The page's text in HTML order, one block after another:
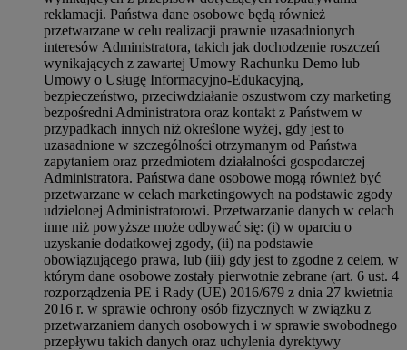
reklamacji. Państwa dane osobowe będą również
przetwarzane w celu realizacji prawnie uzasadnionych
interesów Administratora, takich jak dochodzenie roszczeń
wynikających z zawartej Umowy Rachunku Demo lub
Umowy o Usługę Informacyjno-Edukacyjną,
bezpieczeństwo, przeciwdziałanie oszustwom czy marketing
bezpośredni Administratora oraz kontakt z Państwem w
przypadkach innych niż określone wyżej, gdy jest to
uzasadnione w szczególności otrzymanym od Państwa
zapytaniem oraz przedmiotem działalności gospodarczej
Administratora. Państwa dane osobowe mogą również być
przetwarzane w celach marketingowych na podstawie zgody
udzielonej Administratorowi. Przetwarzanie danych w celach
inne niż powyższe może odbywać się: (i) w oparciu o
uzyskanie dodatkowej zgody, (ii) na podstawie
obowiązującego prawa, lub (iii) gdy jest to zgodne z celem, w
którym dane osobowe zostały pierwotnie zebrane (art. 6 ust. 4
rozporządzenia PE i Rady (UE) 2016/679 z dnia 27 kwietnia
2016 r. w sprawie ochrony osób fizycznych w związku z
przetwarzaniem danych osobowych i w sprawie swobodnego
przepływu takich danych oraz uchylenia dyrektywy